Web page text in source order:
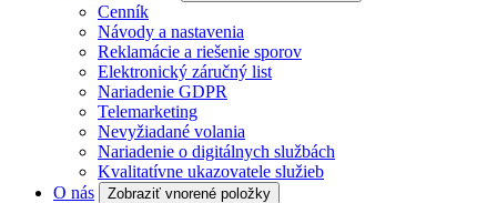
Cenník
Návody a nastavenia
Reklamácie a riešenie sporov
Elektronický záručný list
Nariadenie GDPR
Telemarketing
Nevyžiadané volania
Nariadenie o digitálnych službách
Kvalitatívne ukazovatele služieb
O nás
Zobraziť vnorené položky